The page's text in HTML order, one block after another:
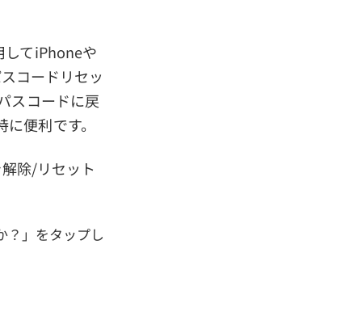
してiPhoneや
コードリセッ
スコードに戻
便利です。
除/リセット
？」をタップし